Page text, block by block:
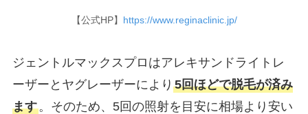
【公式HP】 https://www.reginaclinic.jp/
ジェントルマックスプロはアレキサンドライトレ
ーザーとヤグレーザーにより 5回ほどで脱毛が済み
ます。そのため、5回の照射を目安に相場より安い